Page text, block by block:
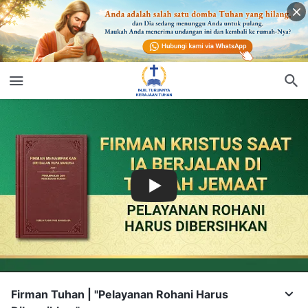
Firman Tuhan | "Pelayanan Rohani Harus